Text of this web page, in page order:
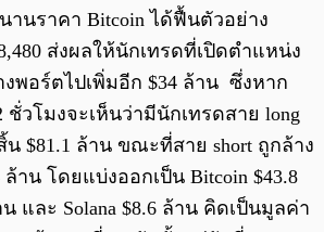
านราคา Bitcoin ได้ฟื้นตัวอย่าง
ส่งผลให้นักเทรดที่เปิดตำแหน่ง
งพอร์ตไปเพิ่มอีก $34 ล้าน ซึ่งหาก
ชั่วโมงจะเห็นว่ามีนักเทรดสาย long
$81.1 ล้าน ขณะที่สาย short ถูกล้าง
าน โดยแบ่งออกเป็น Bitcoin $43.8
น และ Solana $8.6 ล้าน คิดเป็นมูลค่า